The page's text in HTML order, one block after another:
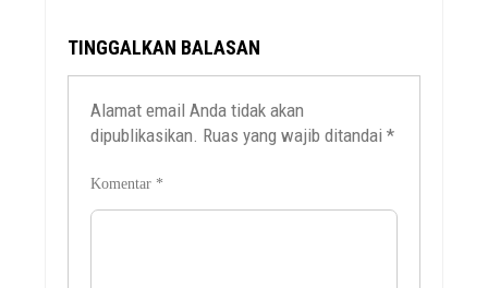
TINGGALKAN BALASAN
Alamat email Anda tidak akan
dipublikasikan. Ruas yang wajib ditandai*
Komentar *